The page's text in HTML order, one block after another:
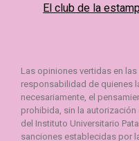
El club de la
Las opiniones vertidas en
responsabilidad de quienes
necesariamente, el
prohibida, sin la
del Instituto Universitario
sanciones establecidas por